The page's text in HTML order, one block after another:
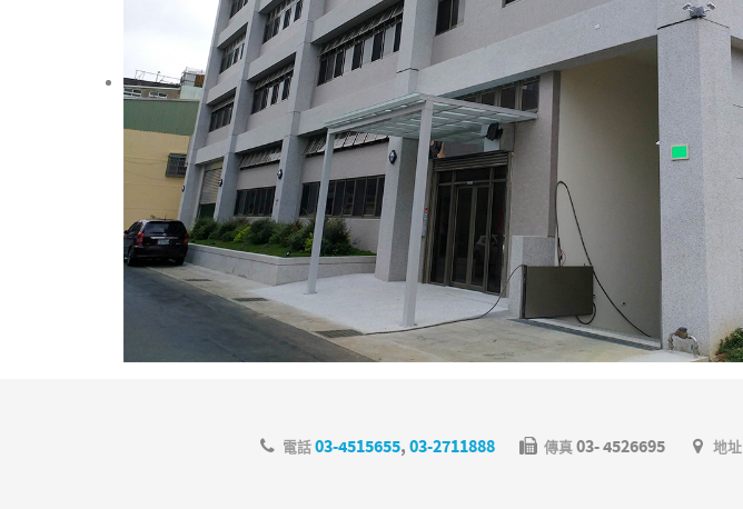
電話 03-4515655, 03-2711888 傳真 03- 4526695 地址